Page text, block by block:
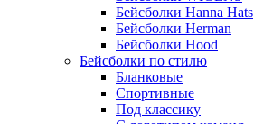
Бейсболки Hanna Hats
Бейсболки Herman
Бейсболки Hood
Бейсболки по стилю
Бланковые
Спортивные
Под классику